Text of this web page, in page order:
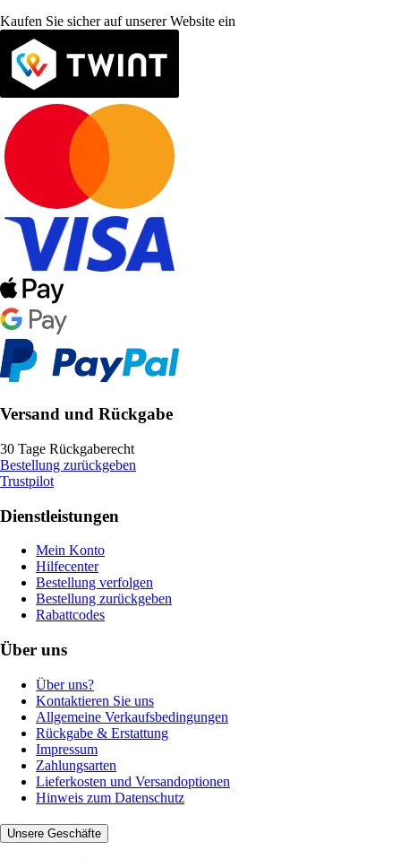
Kaufen Sie sicher auf unserer Website ein
Versand und Rückgabe
30 Tage Rückgaberecht
Bestellung zurückgeben
Trustpilot
Dienstleistungen
Mein Konto
Hilfecenter
Bestellung verfolgen
Bestellung zurückgeben
Rabattcodes
Über uns
Über uns?
Kontaktieren Sie uns
Allgemeine Verkaufsbedingungen
Rückgabe & Erstattung
Impressum
Zahlungsarten
Lieferkosten und Versandoptionen
Hinweis zum Datenschutz
Unsere Geschäfte